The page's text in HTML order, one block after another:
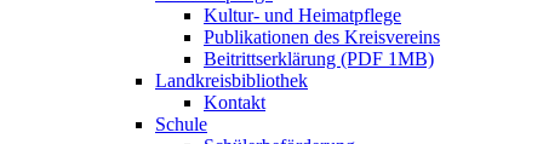
Kultur- und Heimatpflege
Publikationen des Kreisvereins
Beitrittserklärung (PDF 1MB)
Landkreisbibliothek
Kontakt
Schule